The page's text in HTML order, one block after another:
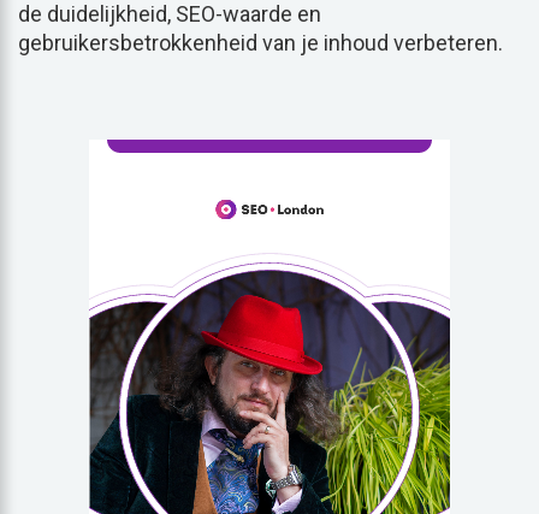
de duidelijkheid, SEO-waarde en
gebruikersbetrokkenheid van je inhoud verbeteren.